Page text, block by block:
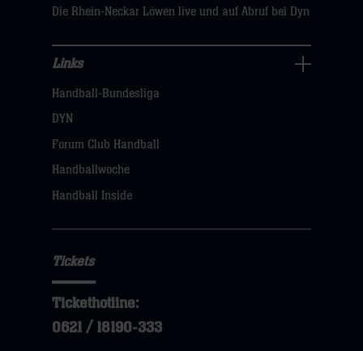
Die Rhein-Neckar Löwen live und auf Abruf bei Dyn
Navigation
öffnen,
dann
klicken
Links
Handball-Bundesliga
DYN
Forum Club Handball
Handballwoche
Handball Inside
Tickets
Tickethotline:
0621 / 18190-333